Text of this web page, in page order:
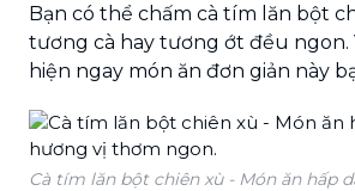
Bạn có thể chấm cà tím lăn bột
tương cà hay tương ớt đều ngon.
hiện ngay món ăn đơn giản này
Cà tím lăn bột chiên xù - Món ăn hấp